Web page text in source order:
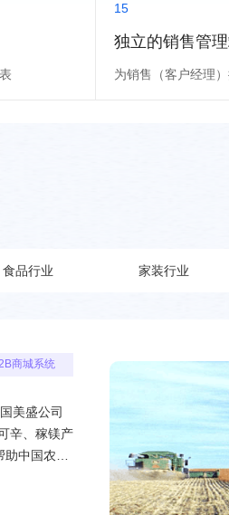
15
独立的销售管
食品行业 家装行业
商城系统
美盛公司
中国农民